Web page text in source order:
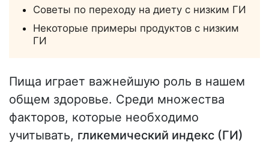
Советы по переходу на диету с низким ГИ
Некоторые примеры продуктов с низким
ГИ
Пища играет важнейшую роль в нашем
общем здоровье. Среди множества
факторов, которые необходимо
учитывать, гликемический индекс (ГИ)